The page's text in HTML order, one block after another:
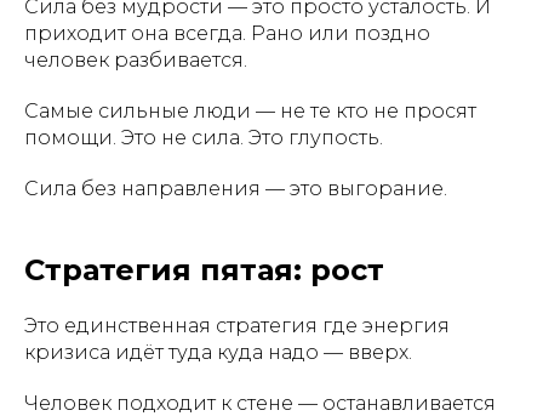
Сила без мудрости — это просто усталость. И
приходит она всегда. Рано или поздно
человек разбивается.
Самые сильные люди — не те кто не просят
помощи. Это не сила. Это глупость.
Сила без направления — это выгорание.
Стратегия пятая: рост
Это единственная стратегия где энергия
кризиса идёт туда куда надо — вверх.
Человек подходит к стене — останавливается